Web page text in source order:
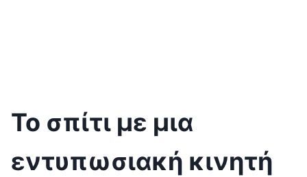
Το σπίτι με μια
εντυπωσιακή κινητή